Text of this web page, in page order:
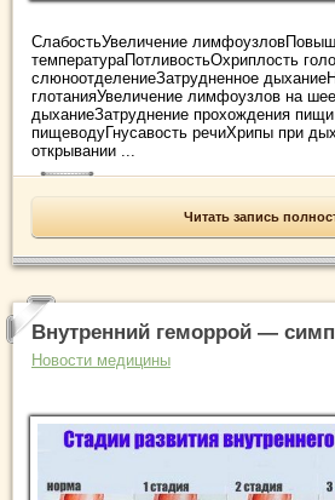
СлабостьУвеличение
температураПотливостьОхриплость
слюноотделениеЗатрудненное
глотанияУвеличение лимфоузлов на
дыханиеЗатруднение прохождения
пищеводуГнусавость речиХрипы при
открывании ...
Читать запись
Внутренний геморрой —
Новости медицины